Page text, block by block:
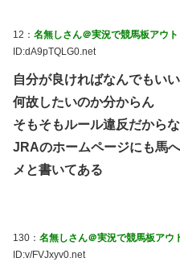
12： 名無しさん＠実況で競馬板アウト
ID:dA9pTQLG0.net
自分が良ければなんでもい
何故したいのか分からん
そもそもルール違反だからな
JRAのホームページにも馬
メと書いてある
130： 名無しさん＠実況で競馬板アウ
ID:v/FVJxyv0.net